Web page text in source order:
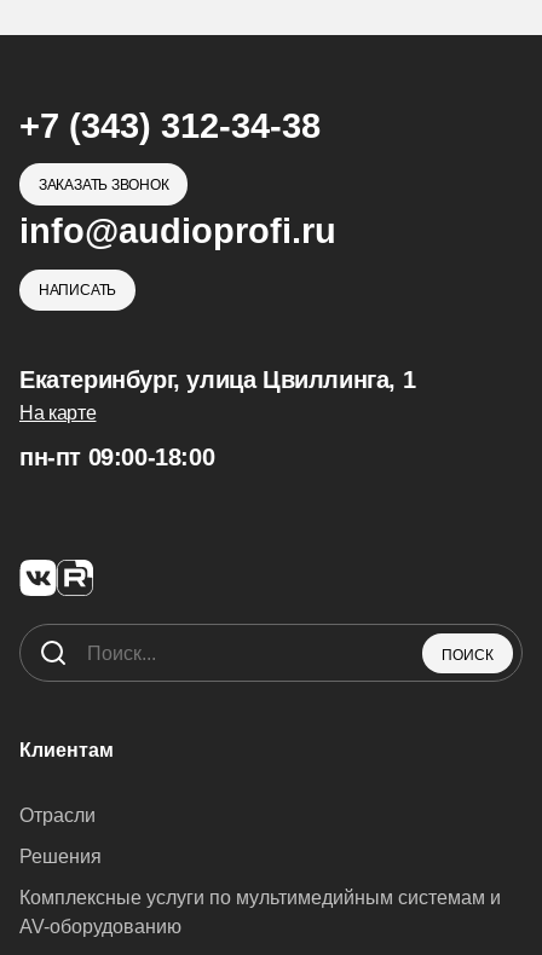
+7 (343) 312-34-38
ЗАКАЗАТЬ ЗВОНОК
info@audioprofi.ru
НАПИСАТЬ
Екатеринбург, улица Цвиллинга, 1
На карте
пн-пт 09:00-18:00
ПОИСК
Клиентам
Отрасли
Решения
Комплексные услуги по мультимедийным системам и
AV-оборудованию